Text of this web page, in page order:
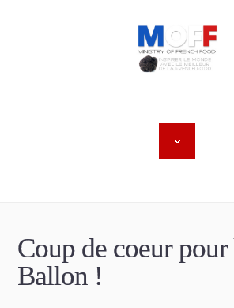
Coup de coeur
Ballon !